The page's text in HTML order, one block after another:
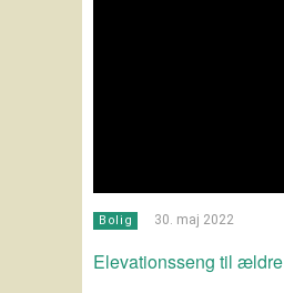
Bolig 30. maj 2022
Elevationsseng til ældre